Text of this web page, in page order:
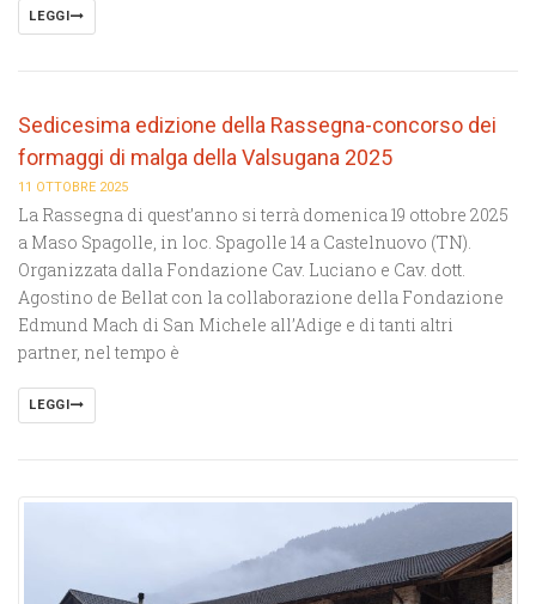
LEGGI
Sedicesima edizione della Rassegna-concorso dei
formaggi di malga della Valsugana 2025
11 OTTOBRE 2025
La Rassegna di quest’anno si terrà domenica 19 ottobre 2025
a Maso Spagolle, in loc. Spagolle 14 a Castelnuovo (TN).
Organizzata dalla Fondazione Cav. Luciano e Cav. dott.
Agostino de Bellat con la collaborazione della Fondazione
Edmund Mach di San Michele all’Adige e di tanti altri
partner, nel tempo è
LEGGI